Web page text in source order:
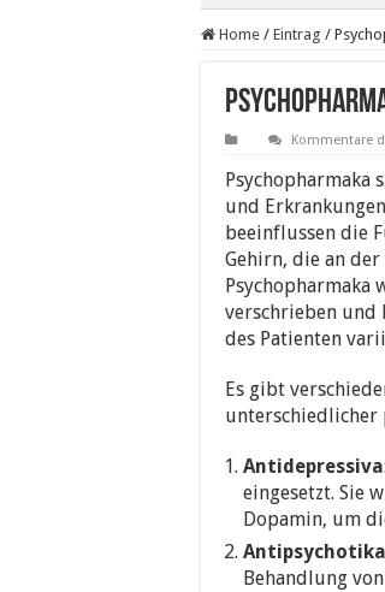
Home / Eintrag /
Kommentare
Psychopharmaka
und
beeinflussen die
Gehirn, die an
Psychopharmaka
verschrieben und
des Patienten
Es gibt
unterschiedlicher
Antidepressiva
eingesetzt. Sie
Dopamin, um
Antipsychotika
Behandlung